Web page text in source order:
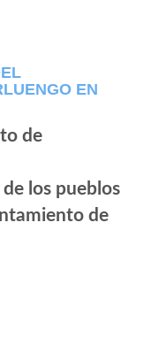
EN
los pueblos
de